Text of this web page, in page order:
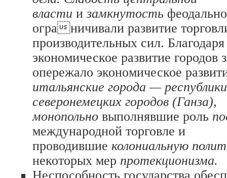
власти изамкнутость
ограничивали развитие
производительных сил. Благодаря
экономическое развитие городов
опережало экономическое
итальянские города —
северонемецких городов (Ганза),
монопольно выполнявшие роль
международной торговле и
проводившие колониальную
некоторых мер протекционизма.